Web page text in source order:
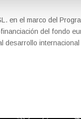
en el marco del
del fondo
desarrollo